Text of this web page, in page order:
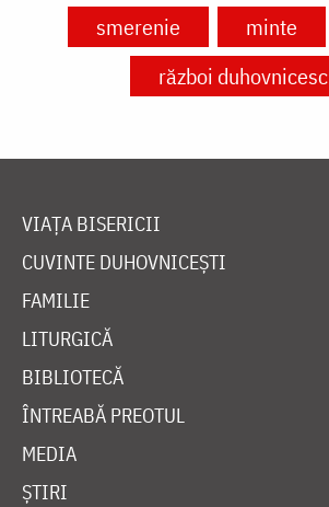
smerenie
minte
război duhovnicesc
VIAȚA BISERICII
CUVINTE DUHOVNICEȘTI
FAMILIE
LITURGICĂ
BIBLIOTECĂ
ÎNTREABĂ PREOTUL
MEDIA
ȘTIRI